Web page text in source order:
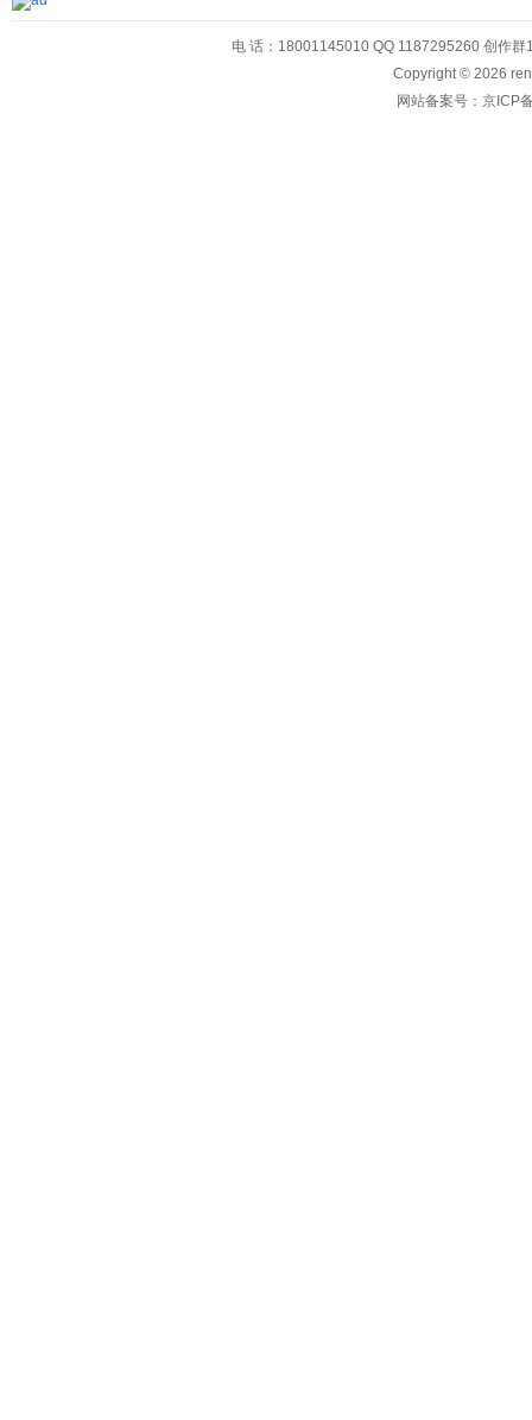
电 话：18001145010 QQ 1187295260 创作
Copyright © 2026
网站备案号：京ICP